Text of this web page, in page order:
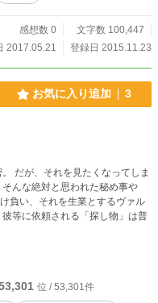
感想数 0
文字数 100,447
2017.05.21
登録日 2015.11.23
お気に入り追加 3
。 だが、それを見たくなってしま
んな絶対と思われた秘め事や
負い、それを生業とするヴァル
等に依頼される「探し物」は普
位 / 53,301件